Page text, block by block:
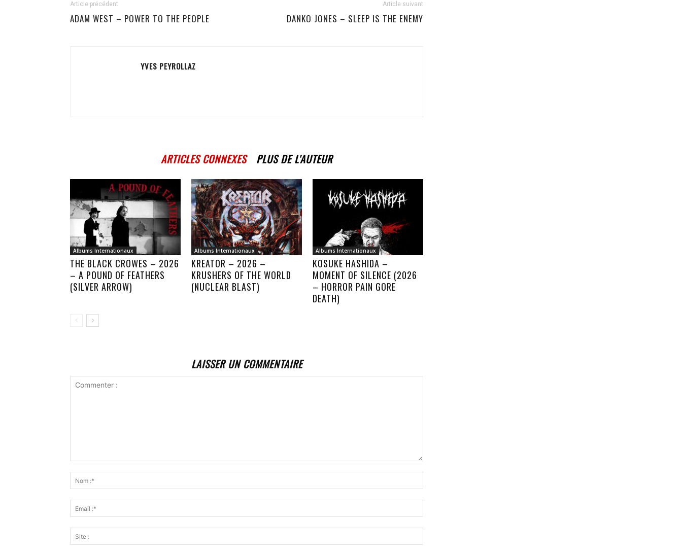
Article précédent
ADAM WEST – POWER TO THE PEOPLE
Article suivant
DANKO JONES – SLEEP IS THE ENEMY
YVES PEYROLLAZ
ARTICLES CONNEXES PLUS DE L'AUTEUR
Albums Internationaux
THE BLACK CROWES – 2026
– A POUND OF FEATHERS
(SILVER ARROW)
Albums Internationaux
KREATOR – 2026 –
KRUSHERS OF THE WORLD
(NUCLEAR BLAST)
Albums Internationaux
KOSUKE HASHIDA –
MOMENT OF SILENCE (2026
– HORROR PAIN GORE
DEATH)
LAISSER UN COMMENTAIRE